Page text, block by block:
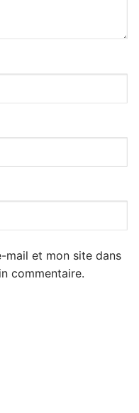
mail et mon site dans
commentaire.